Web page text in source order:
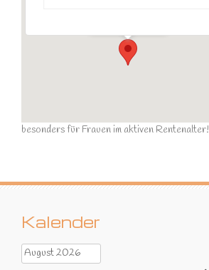
besonders für Frauen im aktiven Rentenalter!
Kalender